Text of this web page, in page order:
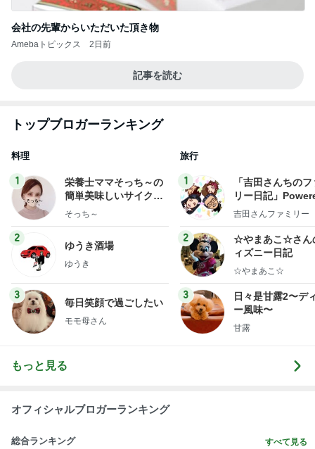
会社の先輩からいただいた頂き物
Amebaトピックス 2日前
記事を読む
トップブロガーランキング
料理
1
栄養士ママそっち～の
簡単美味しいサイクル
献立
そっち～
2
ゆうき酒場
ゆうき
3
毎日笑顔で過ごしたい
モモ母さん
旅行
1
「吉田さんちの
リー日記」
y Ameba 吉田さ
ログ
吉田さんファミリー
2
☆やまあこ☆さん
ィズニー日記
☆やまあこ☆
3
日々是甘露2〜デ
ー風味〜
甘露
もっと見る
オフィシャルブロガーランキング
総合ランキング すべて見る